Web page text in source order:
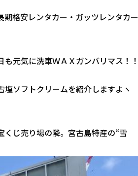
格安レンタカー・ガッツレンタカー
元気に洗車ＷＡＸガンバリマス！！
ソフトクリームを紹介しますよヽ
じ売り場の隣。宮古島特産の“雪